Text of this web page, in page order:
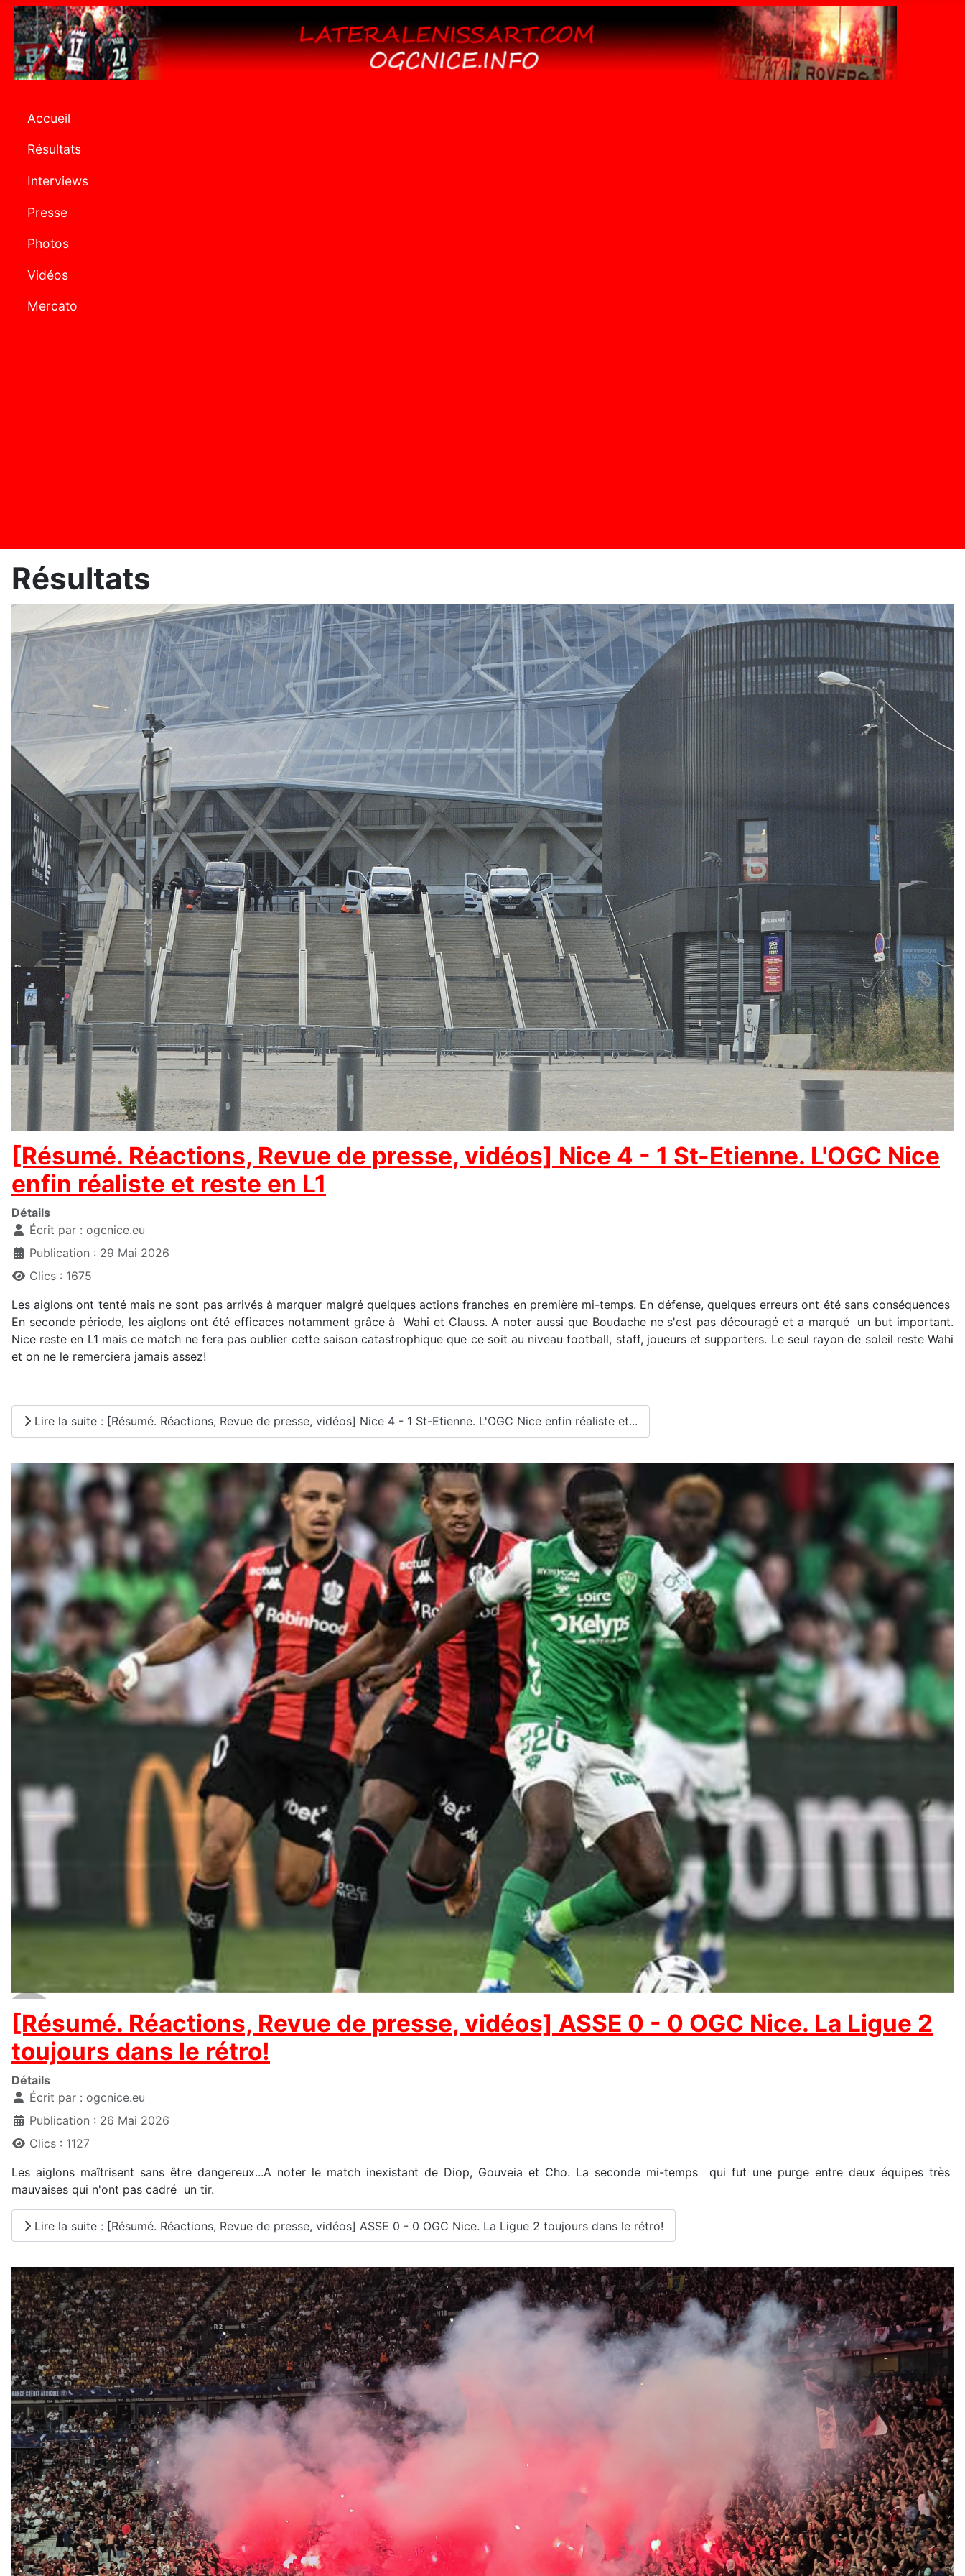
Accueil
Résultats
Interviews
Presse
Photos
Vidéos
Mercato
Résultats
[Résumé. Réactions, Revue de presse, vidéos] Nice 4 - 1 St-Etienne. L'OGC Nice
enfin réaliste et reste en L1
Détails
Écrit par : ogcnice.eu
Publication : 29 Mai 2026
Clics : 1675
Les aiglons ont tenté mais ne sont pas arrivés à marquer malgré quelques actions franches en première mi-temps. En défense, quelques erreurs ont été sans conséquences
En seconde période, les aiglons ont été efficaces notamment grâce à Wahi et Clauss. A noter aussi que Boudache ne s'est pas découragé et a marqué un but important.
Nice reste en L1 mais ce match ne fera pas oublier cette saison catastrophique que ce soit au niveau football, staff, joueurs et supporters. Le seul rayon de soleil reste Wahi
et on ne le remerciera jamais assez!
Lire la suite : [Résumé. Réactions, Revue de presse, vidéos] Nice 4 - 1 St-Etienne. L'OGC Nice enfin réaliste et...
[Résumé. Réactions, Revue de presse, vidéos] ASSE 0 - 0 OGC Nice. La Ligue 2
toujours dans le rétro!
Détails
Écrit par : ogcnice.eu
Publication : 26 Mai 2026
Clics : 1127
Les aiglons maîtrisent sans être dangereux...A noter le match inexistant de Diop, Gouveia et Cho. La seconde mi-temps qui fut une purge entre deux équipes très
mauvaises qui n'ont pas cadré un tir.
Lire la suite : [Résumé. Réactions, Revue de presse, vidéos] ASSE 0 - 0 OGC Nice. La Ligue 2 toujours dans le rétro!